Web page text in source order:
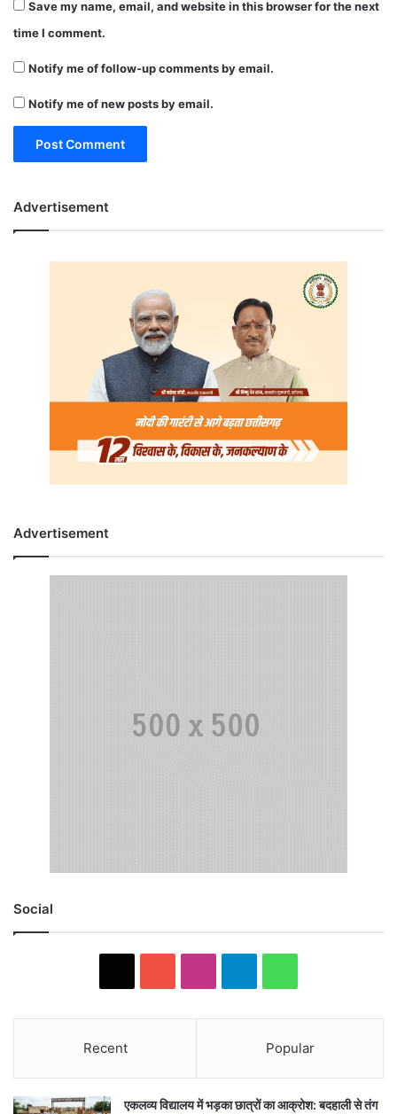
Save my name, email, and website in this browser for the next
time I comment.
Notify me of follow-up comments by email.
Notify me of new posts by email.
Advertisement
Advertisement
Social
Recent Popular
एकलव्य विद्यालय में भड़का छात्रों का आक्रोश: बदहाली से तंग